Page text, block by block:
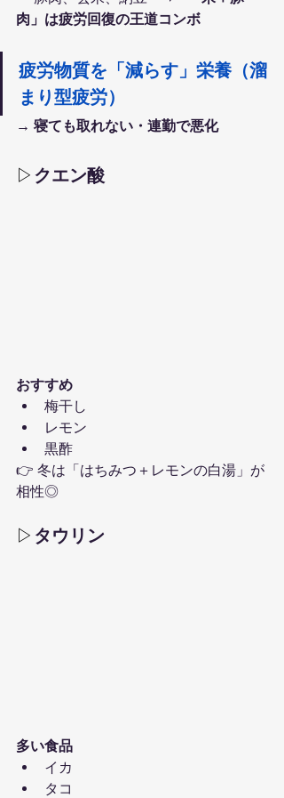
肉」は疲労回復の王道コンボ
疲労物質を「減らす」栄養（溜
まり型疲労）
→ 寝ても取れない・連勤で悪化
▷ クエン酸
おすすめ
梅干し
レモン
黒酢
👉 冬は「はちみつ＋レモンの白湯」が
相性◎
▷ タウリン
多い食品
イカ
タコ